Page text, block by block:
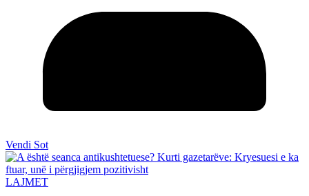
Vendi Sot
LAJMET